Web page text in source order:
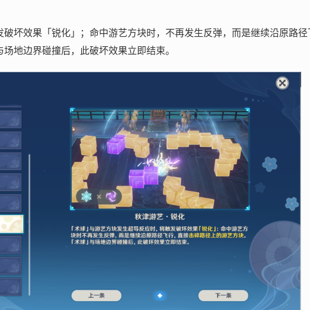
坏效果「锐化」；命中游艺方块时，不再发生反弹，而是继续沿原路径
地边界碰撞后，此破坏效果立即结束。